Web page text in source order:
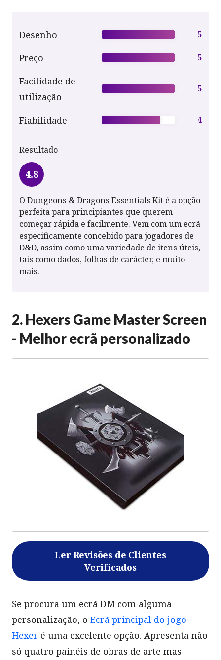
Desenho 5
Preço 5
Facilidade de
utilização
5
Fiabilidade 4
Resultado
4.8
O Dungeons & Dragons Essentials Kit é a opção
perfeita para principiantes que querem
começar rápida e facilmente. Vem com um ecrã
especificamente concebido para jogadores de
D&D, assim como uma variedade de itens úteis,
tais como dados, folhas de carácter, e muito
mais.
2. Hexers Game Master Screen
- Melhor ecrã personalizado
Ler Revisões de Clientes
Verificados
Se procura um ecrã DM com alguma
personalização, o Ecrã principal do jogo
Hexer é uma excelente opção. Apresenta não
só quatro painéis de obras de arte mas